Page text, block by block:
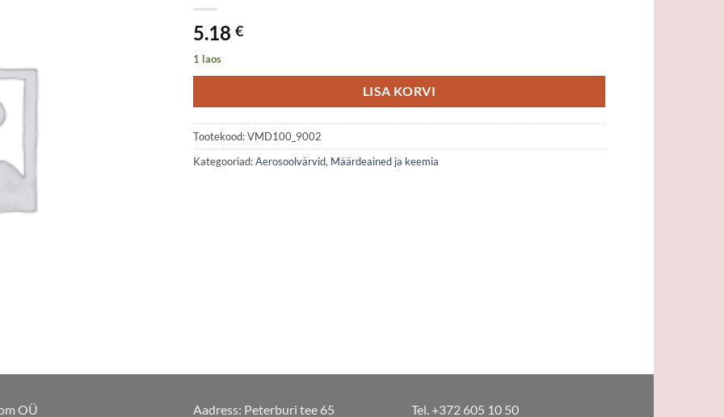
5.18 €
1 laos
LISA KORVI
Tootekood:VMD100_9002
Kategooriad:Aerosoolvärvid, Määrdeained ja keemia
OÜ Aadress: Peterburi tee 65 Tel. +372 605 10 50